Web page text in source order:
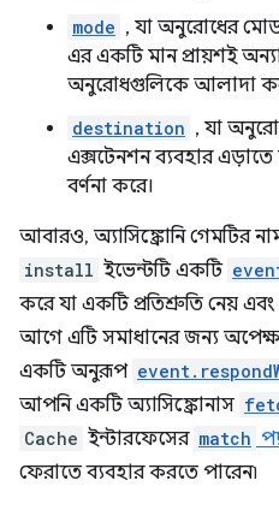
mode , যা অনুরোধের মোড
এর একটি মান প্রায়শই
অনুরোধগুলিকে আলাদা
destination , যা
এক্সটেনশন ব্যবহার
বর্ণনা করে।
আবারও, অ্যাসিঙ্ক্রোনি গেমটির
install ইভেন্টটি একটি
করে যা একটি প্রতিশ্রুতি নেয়
আগে এটি সমাধানের জন্য
একটি অনুরূপ
আপনি একটি অ্যাসিঙ্ক্রোনাস
Cache ইন্টারফেসের match
ফেরাতে ব্যবহার করতে পারেন৷